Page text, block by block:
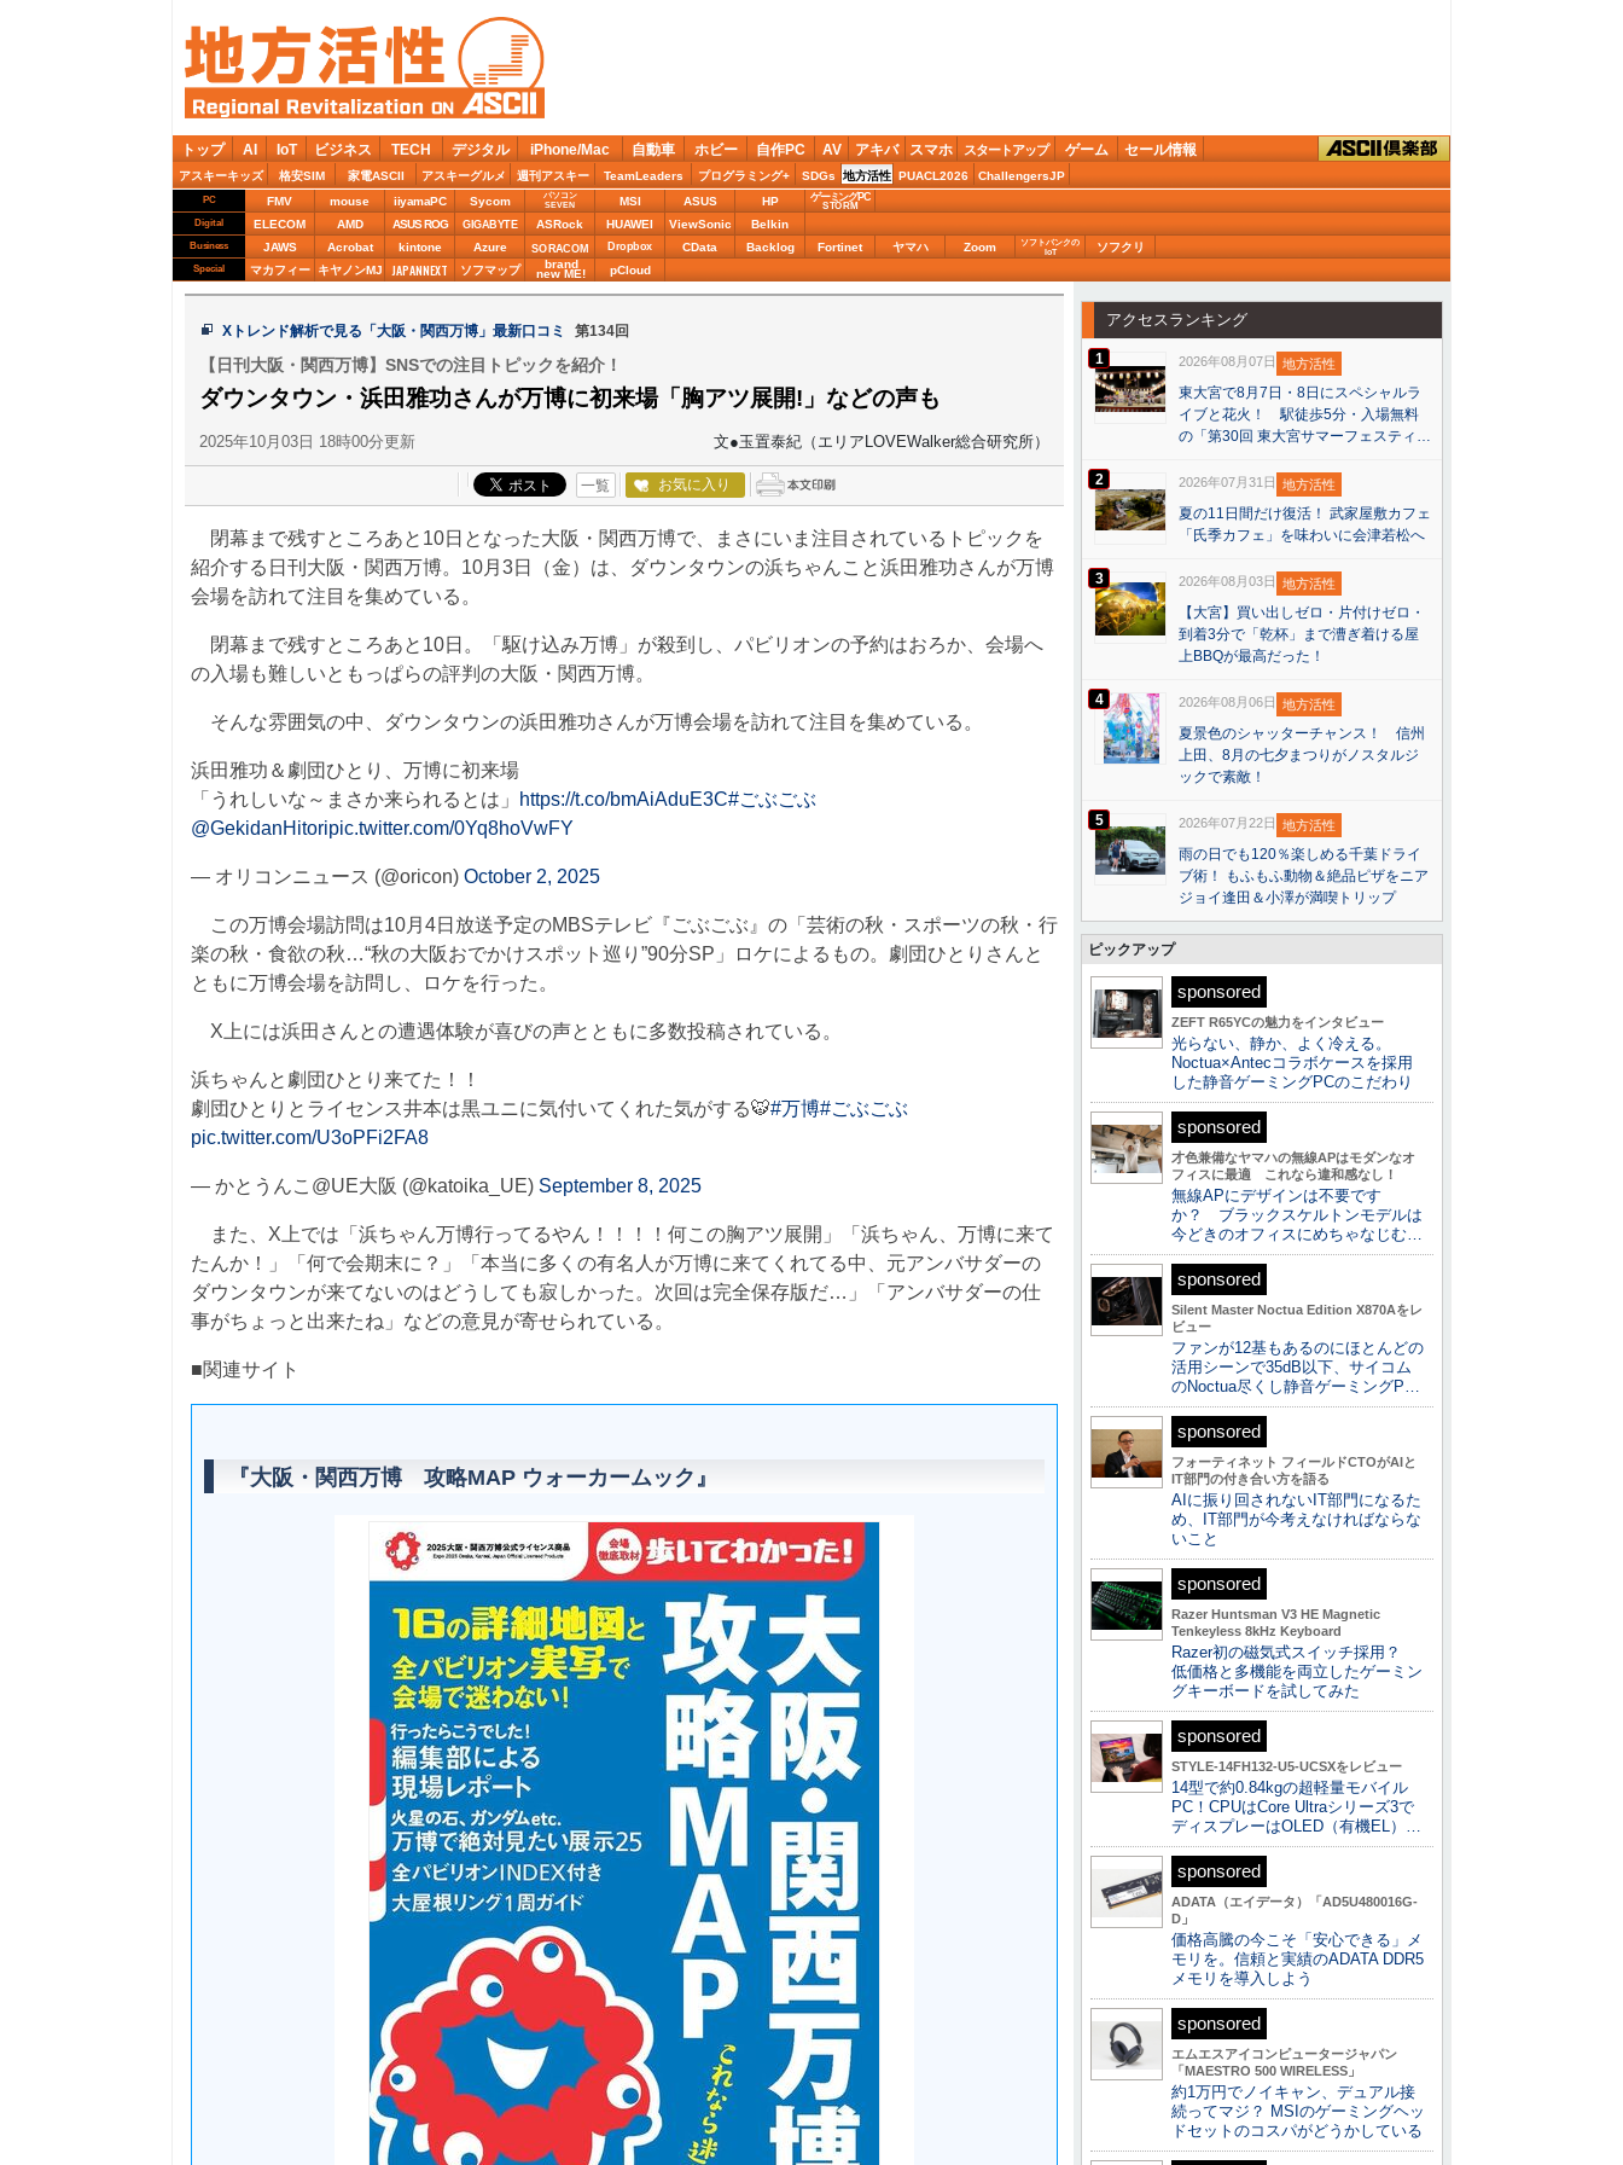
トップ AI IoT ビジネス TECH デジタル iPhone/Mac 自動車 ホビー 自作PC AV アキバ スマホ スタートアップ ゲーム セール情報
アスキーキッズ 格安SIM 家電ASCII アスキーグルメ 週刊アスキー TeamLeaders プログラミング+ SDGs 地方活性 PUACL2026 ChallengersJP
PC FMV mouse iiyamaPC Sycom
パソコン
SEVEN
MSI ASUS HP ゲーミングPC
STORM
Digital ELECOM AMD ASUS ROG GIGABYTE ASRock HUAWEI ViewSonic Belkin
Business JAWS Acrobat kintone Azure SORACOM Dropbox CData Backlog Fortinet ヤマハ Zoom
ソフトバンクの
IoT
ソフクリ
Special マカフィー キヤノンMJ JAPANNEXT ソフマップ brand
new ME! pCloud
Xトレンド解析で見る「大阪・関西万博」最新口コミ 第134回
【日刊大阪・関西万博】SNSでの注目トピックを紹介！
ダウンタウン・浜田雅功さんが万博に初来場「胸アツ展開!」などの声も
2025年10月03日 18時00分更新 文●玉置泰紀（エリアLOVEWalker総合研究所）
一覧 お気に入り
閉幕まで残すところあと10日となった大阪・関西万博で、まさにいま注目されているトピックを
紹介する日刊大阪・関西万博。10月3日（金）は、ダウンタウンの浜ちゃんこと浜田雅功さんが万博
会場を訪れて注目を集めている。
閉幕まで残すところあと10日。「駆け込み万博」が殺到し、パビリオンの予約はおろか、会場へ
の入場も難しいともっぱらの評判の大阪・関西万博。
そんな雰囲気の中、ダウンタウンの浜田雅功さんが万博会場を訪れて注目を集めている。
浜田雅功＆劇団ひとり、万博に初来場
「うれしいな～まさか来られるとは」
https://t.co/bmAiAduE3C#ごぶごぶ
@GekidanHitoripic.twitter.com/0Yq8hoVwFY
— オリコンニュース (@oricon) October 2, 2025
この万博会場訪問は10月4日放送予定のMBSテレビ『ごぶごぶ』の「芸術の秋・スポーツの秋・行
楽の秋・食欲の秋…“秋の大阪おでかけスポット巡り”90分SP」ロケによるもの。劇団ひとりさんと
ともに万博会場を訪問し、ロケを行った。
X上には浜田さんとの遭遇体験が喜びの声とともに多数投稿されている。
浜ちゃんと劇団ひとり来てた！！
劇団ひとりとライセンス井本は黒ユニに気付いてくれた気がする🐯#万博#ごぶごぶ
pic.twitter.com/U3oPFi2FA8
— かとうんこ@UE大阪 (@katoika_UE) September 8, 2025
また、X上では「浜ちゃん万博行ってるやん！！！！何この胸アツ展開」「浜ちゃん、万博に来て
たんか！」「何で会期末に？」「本当に多くの有名人が万博に来てくれてる中、元アンバサダーの
ダウンタウンが来てないのはどうしても寂しかった。次回は完全保存版だ…」「アンバサダーの仕
事がちょっと出来たね」などの意見が寄せられている。
■関連サイト
『大阪・関西万博 攻略MAP ウォーカームック』
アクセスランキング
1 2026年08月07日 地方活性
東大宮で8月7日・8日にスペシャルラ
イブと花火！ 駅徒歩5分・入場無料
の「第30回 東大宮サマーフェスティ…
2 2026年07月31日 地方活性
夏の11日間だけ復活！ 武家屋敷カフェ
「氏季カフェ」を味わいに会津若松へ
3 2026年08月03日 地方活性
【大宮】買い出しゼロ・片付けゼロ・
到着3分で「乾杯」まで漕ぎ着ける屋
上BBQが最高だった！
4 2026年08月06日 地方活性
夏景色のシャッターチャンス！ 信州
上田、8月の七夕まつりがノスタルジ
ックで素敵！
5 2026年07月22日 地方活性
雨の日でも120％楽しめる千葉ドライ
ブ術！ もふもふ動物＆絶品ピザをニア
ジョイ逢田＆小澤が満喫トリップ
ピックアップ
sponsored
ZEFT R65YCの魅力をインタビュー
光らない、静か、よく冷える。
Noctua×Antecコラボケースを採用
した静音ゲーミングPCのこだわり
sponsored
才色兼備なヤマハの無線APはモダンなオ
フィスに最適 これなら違和感なし！
無線APにデザインは不要です
か？ ブラックスケルトンモデルは
今どきのオフィスにめちゃなじむ…
sponsored
Silent Master Noctua Edition X870Aをレ
ビュー
ファンが12基もあるのにほとんどの
活用シーンで35dB以下、サイコム
のNoctua尽くし静音ゲーミングP…
sponsored
フォーティネット フィールドCTOがAIと
IT部門の付き合い方を語る
AIに振り回されないIT部門になるた
め、IT部門が今考えなければならな
いこと
sponsored
Razer Huntsman V3 HE Magnetic
Tenkeyless 8kHz Keyboard
Razer初の磁気式スイッチ採用？
低価格と多機能を両立したゲーミン
グキーボードを試してみた
sponsored
STYLE-14FH132-U5-UCSXをレビュー
14型で約0.84kgの超軽量モバイル
PC！CPUはCore Ultraシリーズ3で
ディスプレーはOLED（有機EL）…
sponsored
ADATA（エイデータ）「AD5U480016G-
D」
価格高騰の今こそ「安心できる」メ
モリを。信頼と実績のADATA DDR5
メモリを導入しよう
sponsored
エムエスアイコンピュータージャパン
「MAESTRO 500 WIRELESS」
約1万円でノイキャン、デュアル接
続ってマジ？ MSIのゲーミングヘッ
ドセットのコスパがどうかしている